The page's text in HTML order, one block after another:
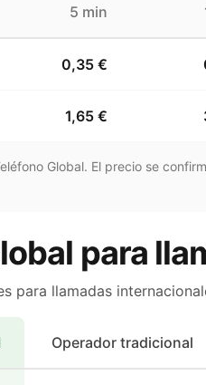
5 min
0,35 €
1,65 €
Global. El precio se
para
para llamadas
Operador tradicional